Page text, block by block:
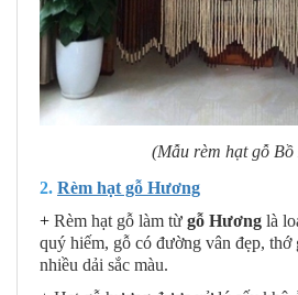
(Mẫu rèm hạt gỗ
2. Rèm hạt gỗ Hương
+ Rèm hạt gỗ làm từ gỗ Hương là
quý hiếm, gỗ có đường vân đẹp, thớ
nhiều dải sắc màu.